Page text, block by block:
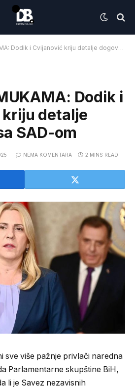
i Cvijanović kriju detalje dogovora sa SAD-om
Dodik i
detalje
SAD-om
NEMA KOMENTARA 2 MINS READ
sve više pažnje privlači naredna
Parlamentarne skupštine BiH,
li je Savez nezavisnih